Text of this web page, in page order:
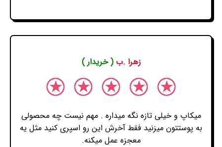
زهرا .ب( خریدار )
میکاپ و خیلی تازه نگه میداره . مهم نیست چه محصولی
به پوستتون میزنید فقط آخرش این رو اسپری کنید مثل یه
معجزه عمل میکنه.